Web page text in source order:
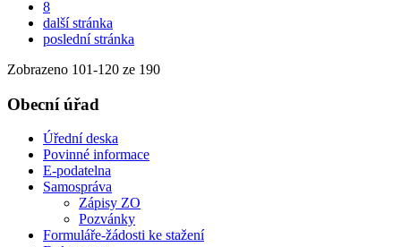
8
další stránka
poslední stránka
Zobrazeno 101-120 ze 190
Obecní úřad
Úřední deska
Povinné informace
E-podatelna
Samospráva
Zápisy ZO
Pozvánky
Formuláře-žádosti ke stažení